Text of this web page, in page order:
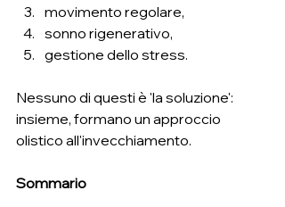
movimento regolare,
sonno rigenerativo,
gestione dello stress.
Nessuno di questi è 'la soluzione':
insieme, formano un approccio
olistico all'invecchiamento.
Sommario